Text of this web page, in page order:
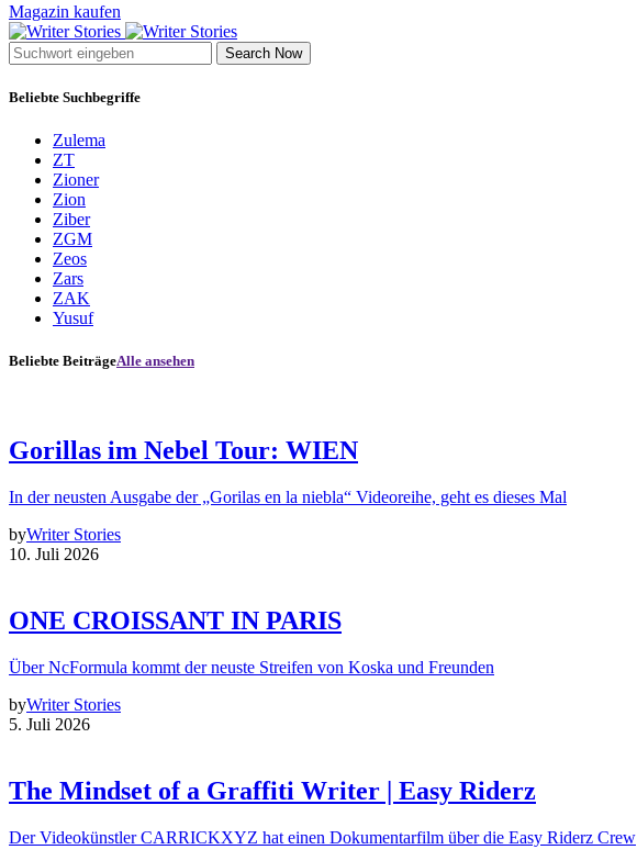
Magazin kaufen
Search Now
Beliebte Suchbegriffe
Zulema
ZT
Zioner
Zion
Ziber
ZGM
Zeos
Zars
ZAK
Yusuf
Beliebte BeiträgeAlle ansehen
Gorillas im Nebel Tour: WIEN
In der neusten Ausgabe der „Gorilas en la niebla“ Videoreihe, geht es dieses Mal
byWriter Stories
10. Juli 2026
ONE CROISSANT IN PARIS
Über NcFormula kommt der neuste Streifen von Koska und Freunden
byWriter Stories
5. Juli 2026
The Mindset of a Graffiti Writer | Easy Riderz
Der Videokünstler CARRICKXYZ hat einen Dokumentarfilm über die Easy Riderz Crew